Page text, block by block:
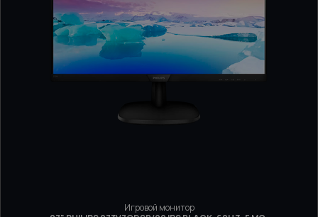
Игровой монитор